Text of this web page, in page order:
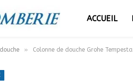
ACCUEIL
» Colonne de douche Grohe